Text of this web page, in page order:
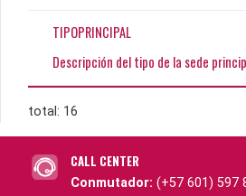
TIPOPRINCIPAL
Descripción del tipo de la sede
total: 16
CALL CENTER
Conmutador: (+57 601) 597